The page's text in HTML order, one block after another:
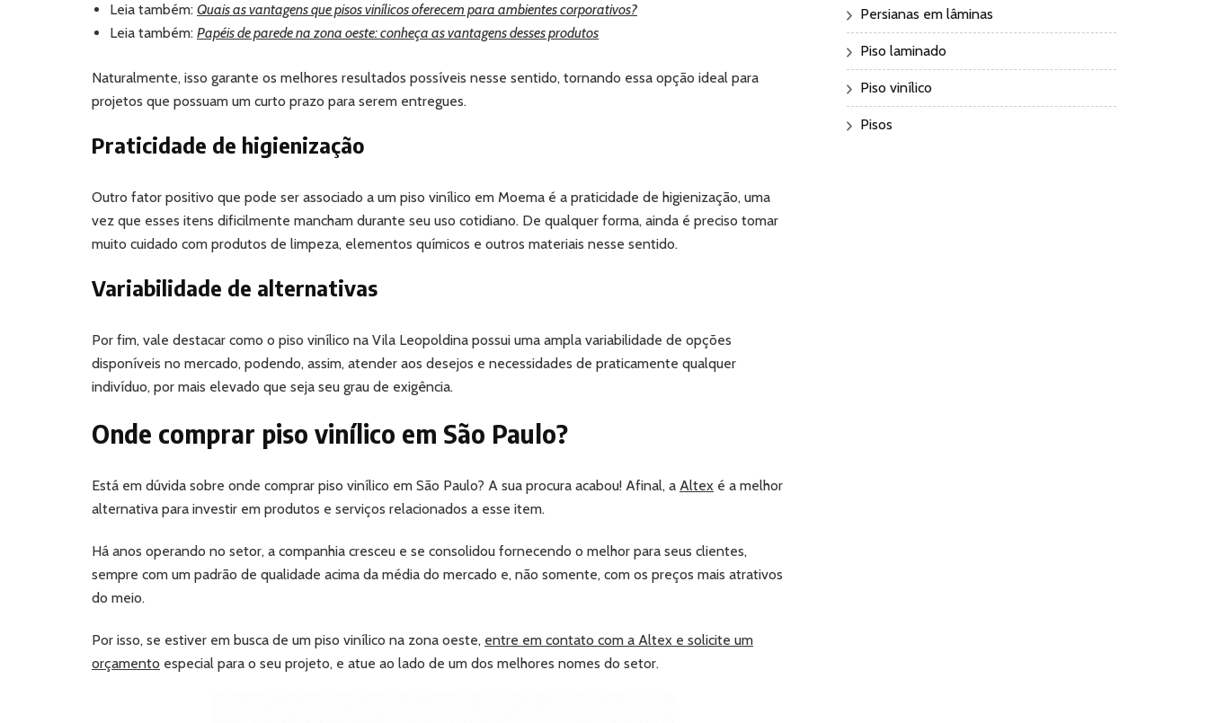
Leia também: Quais as vantagens que pisos vinílicos oferecem para ambientes corporativos?
Leia também: Papéis de parede na zona oeste: conheça as vantagens desses produtos
Naturalmente, isso garante os melhores resultados possíveis nesse sentido, tornando essa opção ideal para
projetos que possuam um curto prazo para serem entregues.
Praticidade de higienização
Outro fator positivo que pode ser associado a um piso vinílico em Moema é a praticidade de higienização, uma
vez que esses itens dificilmente mancham durante seu uso cotidiano. De qualquer forma, ainda é preciso tomar
muito cuidado com produtos de limpeza, elementos químicos e outros materiais nesse sentido.
Variabilidade de alternativas
Por fim, vale destacar como o piso vinílico na Vila Leopoldina possui uma ampla variabilidade de opções
disponíveis no mercado, podendo, assim, atender aos desejos e necessidades de praticamente qualquer
indivíduo, por mais elevado que seja seu grau de exigência.
Onde comprar piso vinílico em São Paulo?
Está em dúvida sobre onde comprar piso vinílico em São Paulo? A sua procura acabou! Afinal, a Altex é a melhor
alternativa para investir em produtos e serviços relacionados a esse item.
Há anos operando no setor, a companhia cresceu e se consolidou fornecendo o melhor para seus clientes,
sempre com um padrão de qualidade acima da média do mercado e, não somente, com os preços mais atrativos
do meio.
Por isso, se estiver em busca de um piso vinílico na zona oeste, entre em contato com a Altex e solicite um
orçamento especial para o seu projeto, e atue ao lado de um dos melhores nomes do setor.
Persianas em lâminas
Piso laminado
Piso vinílico
Pisos